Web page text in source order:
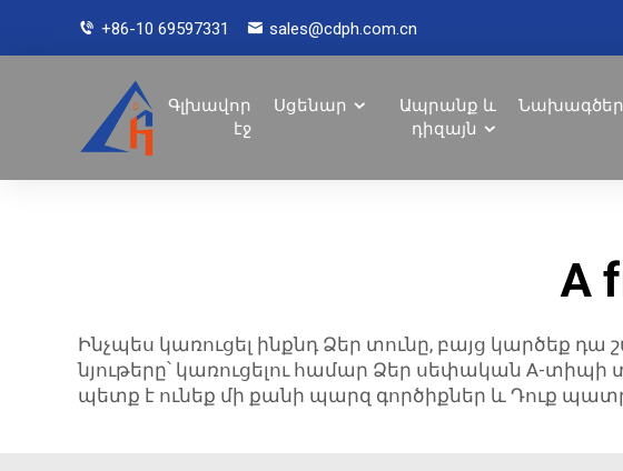
+86-10 69597331 sales@cdph.com.cn
Գլխավոր
էջ
Սցենար
Ապրանք և
դիզայն
Նախագծեր
A
Ինչպես կառուցել ինքնդ Ձեր տունը, բայց կարծեք դա
նյութերը՝ կառուցելու համար Ձեր սեփական A-
պետք է ունեք մի քանի պարզ գործիքներ և Դուք